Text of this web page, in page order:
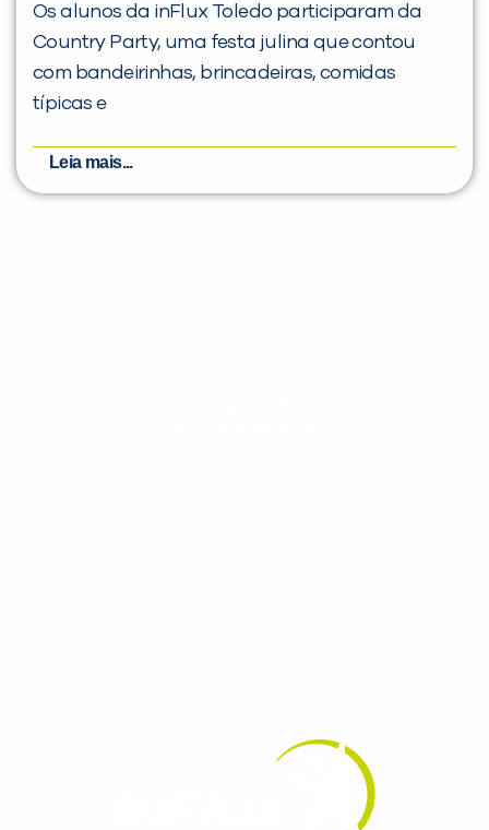
Os alunos da inFlux Toledo participaram da
Country Party, uma festa julina que contou
com bandeirinhas, brincadeiras, comidas
típicas e
Leia mais...